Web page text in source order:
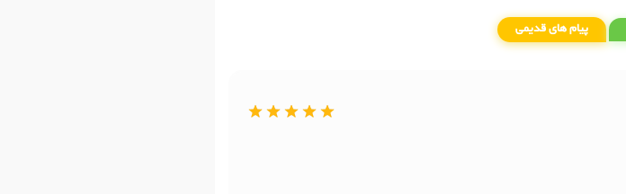
پیام های قدیمی